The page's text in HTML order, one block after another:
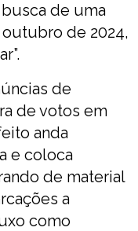
de uma
de 2024,
de
de votos em
anda
e coloca
de material
a
como